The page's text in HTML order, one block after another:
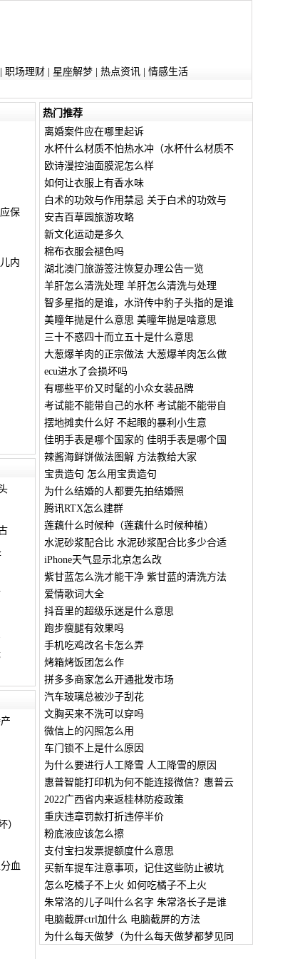
职场理财| 星座解梦| 热点资讯| 情感生活
保
内
）
血
热门推荐
离婚案件应在哪里起诉
水杯什么材质不怕热水冲（水杯什么材质不
欧诗漫控油面膜泥怎么样
如何让衣服上有香水味
白术的功效与作用禁忌 关于白术的功效与
安吉百草园旅游攻略
新文化运动是多久
棉布衣服会褪色吗
湖北澳门旅游签注恢复办理公告一览
羊肝怎么清洗处理 羊肝怎么清洗与处理
智多星指的是谁，水浒传中豹子头指的是谁
美瞳年抛是什么意思 美瞳年抛是啥意思
三十不惑四十而立五十是什么意思
大葱爆羊肉的正宗做法 大葱爆羊肉怎么做
ecu进水了会损坏吗
有哪些平价又时髦的小众女装品牌
考试能不能带自己的水杯 考试能不能带自
摆地摊卖什么好 不起眼的暴利小生意
佳明手表是哪个国家的 佳明手表是哪个国
辣酱海鲜饼做法图解 方法教给大家
宝贵造句 怎么用宝贵造句
为什么结婚的人都要先拍结婚照
腾讯RTX怎么建群
莲藕什么时候种（莲藕什么时候种植）
水泥砂浆配合比 水泥砂浆配合比多少合适
iPhone天气显示北京怎么改
紫甘蓝怎么洗才能干净 紫甘蓝的清洗方法
爱情歌词大全
抖音里的超级乐迷是什么意思
跑步瘦腿有效果吗
手机吃鸡改名卡怎么弄
烤箱烤饭团怎么作
拼多多商家怎么开通批发市场
汽车玻璃总被沙子刮花
文胸买来不洗可以穿吗
微信上的闪照怎么用
车门锁不上是什么原因
为什么要进行人工降雪 人工降雪的原因
惠普智能打印机为何不能连接微信？惠普云
2022广西省内来返桂林防疫政策
重庆违章罚款打折违停半价
粉底液应该怎么擦
支付宝扫发票提额度什么意思
买新车提车注意事项，记住这些防止被坑
怎么吃橘子不上火 如何吃橘子不上火
朱常洛的儿子叫什么名字 朱常洛长子是谁
电脑截屏ctrl加什么 电脑截屏的方法
为什么每天做梦（为什么每天做梦都梦见同